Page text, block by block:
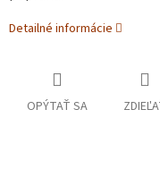
Detailné informácie
OPÝTAŤ SA